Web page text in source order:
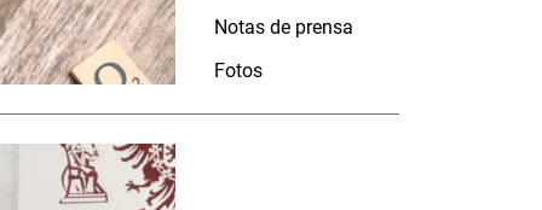
Notas de prensa
Fotos